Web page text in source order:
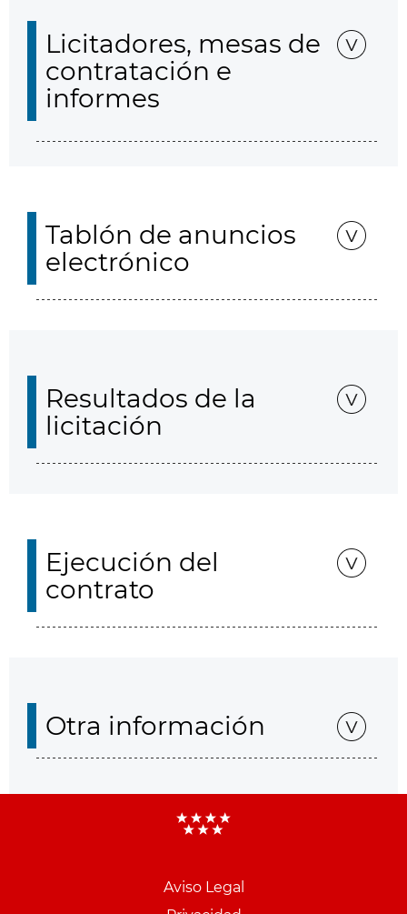
Licitadores, mesas de
contratación e
informes
Tablón de anuncios
electrónico
Resultados de la
licitación
Ejecución del
contrato
Otra información
Aviso Legal